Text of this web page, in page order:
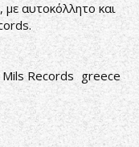
με αυτοκόλλητο και
Mils Records greece